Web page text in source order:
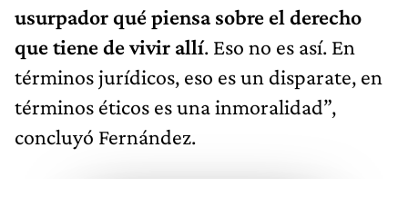
usurpador qué piensa sobre el derecho
que tiene de vivir allí. Eso no es así. En
términos jurídicos, eso es un disparate, en
términos éticos es una inmoralidad”,
concluyó Fernández.